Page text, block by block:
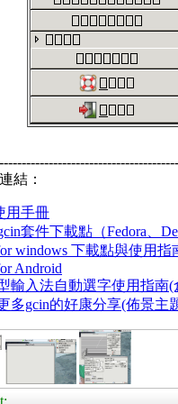
結：
用手冊
套件下載點（Fedora、
windows 下載點與使用指
Android
輸入法自動選字使用指南
多gcin的好康分享(佈景主